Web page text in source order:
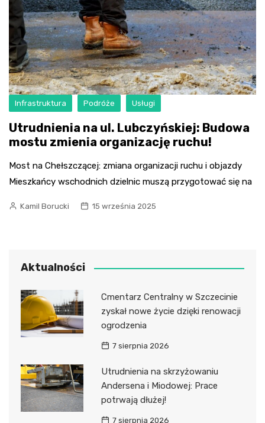
Infrastruktura Podróże Usługi
Utrudnienia na ul. Lubczyńskiej: Budowa
mostu zmienia organizację ruchu!
Most na Chełszczącej: zmiana organizacji ruchu i objazdy
Mieszkańcy wschodnich dzielnic muszą przygotować się na
Kamil Borucki 15 września 2025
Aktualności
Cmentarz Centralny w Szczecinie
zyskał nowe życie dzięki renowacji
ogrodzenia
7 sierpnia 2026
Utrudnienia na skrzyżowaniu
Andersena i Miodowej: Prace
potrwają dłużej!
7 sierpnia 2026